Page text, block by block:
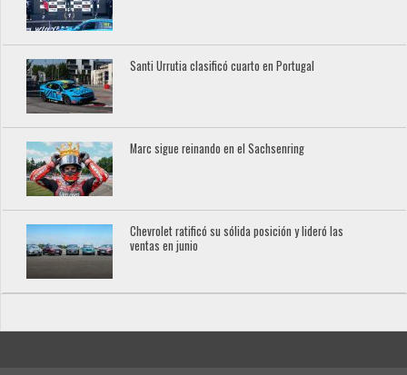
Santi Urrutia clasificó cuarto en Portugal
Marc sigue reinando en el Sachsenring
Chevrolet ratificó su sólida posición y lideró las
ventas en junio